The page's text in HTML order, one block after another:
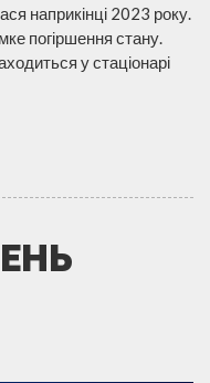
наприкінці 2023 року.
погіршення стану.
у стаціонарі